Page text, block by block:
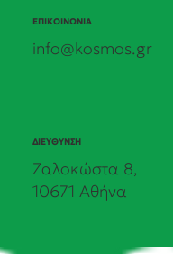
ΕΠΙΚΟΙΝΩΝΙΑ
info@kosmos.gr
ΔΙΕΥΘΥΝΣΗ
Ζαλοκώστα 8,
10671 Αθήνα